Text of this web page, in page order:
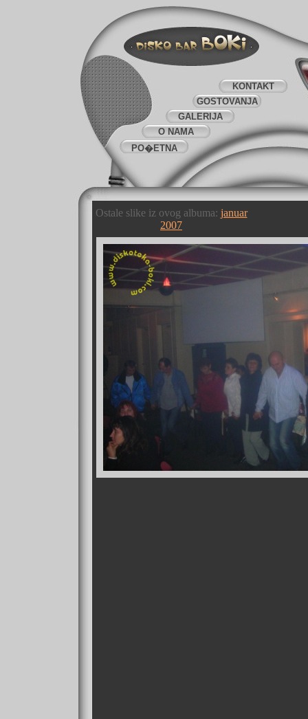
PO�ETNA
O NAMA
GALERIJA
GOSTOVANJA
KONTAKT
Ostale slike iz ovog albuma: januar
2007